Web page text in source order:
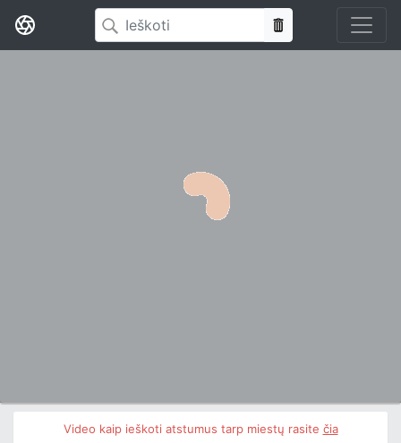
Video kaip ieškoti atstumus tarp miestų rasite čia